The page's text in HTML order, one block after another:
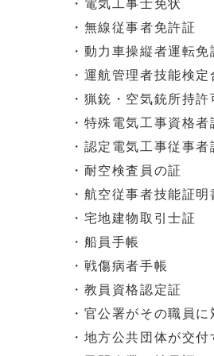
・電気工事士免状
・無線従事者免許証
・動力車操縦者運転免
・運航管理者技能検
・猟銃・空気銃所持許
・特殊電気工事資格者
・認定電気工事従事者
・耐空検査員の証
・航空従事者技能証明
・宅地建物取引士証
・船員手帳
・戦傷病者手帳
・教員資格認定証
・官公署がその職員
・地方公共団体が交